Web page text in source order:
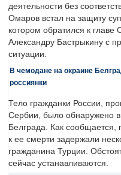
деятельности без
Омаров встал на защиту
котором обратился к главе
Александру Бастрыкину с
ситуации.
В чемодане на окраине
россиянки
Тело гражданки России,
Сербии, было обнаружено
Белграда. Как сообщается,
к ее смерти задержали
гражданина Турции.
сейчас устанавливаются.